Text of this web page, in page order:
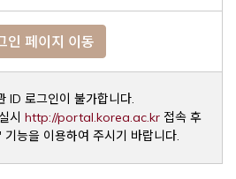
인 페이지 이동
ID 로그인이 불가합니다.
시 http://portal.korea.ac.krOpens a
접속 후
능을 이용하여 주시기 바랍니다.